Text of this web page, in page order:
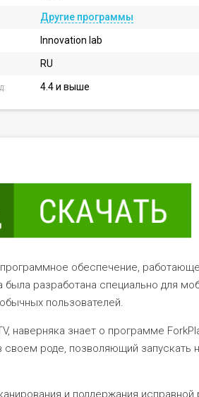
Другие программы
Innovation lab
RU
4.4 и выше
обеспечение,
разработана специально для
пользователей.
наверняка знает о программе
своем роде, позволяющий запускать
и поддержания